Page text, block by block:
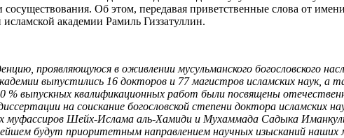
Об этом, передавая приветственные слова от
академии Рамиль Гиззатуллин.
проявляющуюся в оживлении мусульманского богословского
выпустились 16 докторов и 77 магистров исламских наук, а
% выпускных квалификационных работ были посвящены
на соискание богословской степени доктора исламских
муфассиров Шейх-Ислама аль-Хамиди и Мухаммада Садыка
будут приоритетным направлением научных изысканий